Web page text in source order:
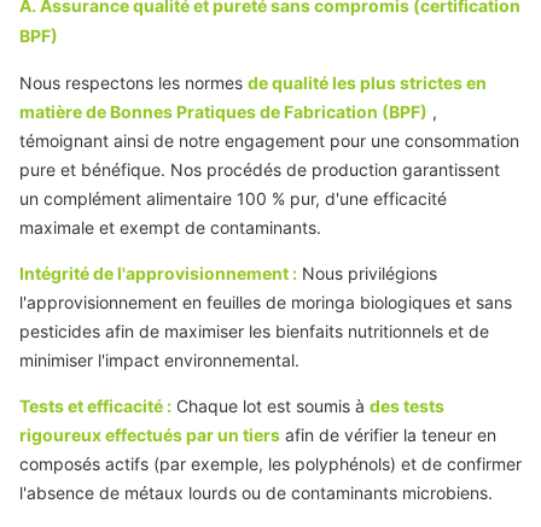
A. Assurance qualité et pureté sans compromis (certification
BPF)
Nous respectons les normes de qualité les plus strictes en
matière de Bonnes Pratiques de Fabrication (BPF) ,
témoignant ainsi de notre engagement pour une consommation
pure et bénéfique. Nos procédés de production garantissent
un complément alimentaire 100 % pur, d'une efficacité
maximale et exempt de contaminants.
Intégrité de l'approvisionnement : Nous privilégions
l'approvisionnement en feuilles de moringa biologiques et sans
pesticides afin de maximiser les bienfaits nutritionnels et de
minimiser l'impact environnemental.
Tests et efficacité : Chaque lot est soumis à des tests
rigoureux effectués par un tiers afin de vérifier la teneur en
composés actifs (par exemple, les polyphénols) et de confirmer
l'absence de métaux lourds ou de contaminants microbiens.